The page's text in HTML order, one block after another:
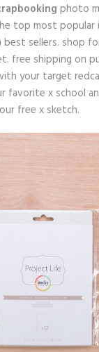
photo
top most popular
sellers. shop
free shipping on
your target
favorite x school
free x sketch.